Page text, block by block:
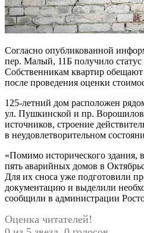
Согласно опубликованной
пер. Малый, 11Б получило статус
Собственникам квартир
после проведения оценки
125-летний дом расположен
ул. Пушкинской и пр.
источников, строение
в неудовлетворительном
«Помимо исторического здания,
пять аварийных домов в
Для их сноса уже подготовили
документацию и выделили
сообщили в администрации
Оценка читателей!